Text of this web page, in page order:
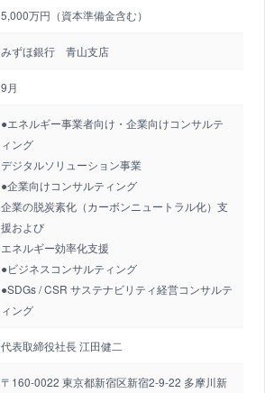
5,000万円（資本準備金含む）
みずほ銀行 青山支店
9月
●エネルギー事業者向け・企業向けコンサルテ
ィング
デジタルソリューション事業
●企業向けコンサルティング
企業の脱炭素化（カーボンニュートラル化）支
援および
エネルギー効率化支援
●ビジネスコンサルティング
●SDGs / CSR サステナビリティ経営コンサルテ
ィング
代表取締役社長 江田健二
〒160-0022 東京都新宿区新宿2-9-22 多摩川新